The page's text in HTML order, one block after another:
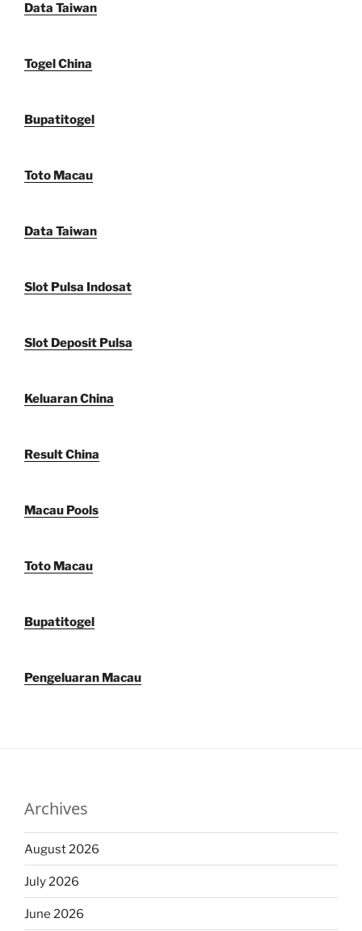
Data Taiwan
Togel China
Bupatitogel
Toto Macau
Data Taiwan
Slot Pulsa Indosat
Slot Deposit Pulsa
Keluaran China
Result China
Macau Pools
Toto Macau
Bupatitogel
Pengeluaran Macau
Archives
August 2026
July 2026
June 2026